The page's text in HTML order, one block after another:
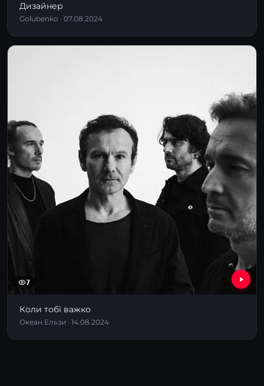
Дизайнер
Golubenko · 07.08.2024
7
Коли тобі важко
Океан Ельзи · 14.08.2024